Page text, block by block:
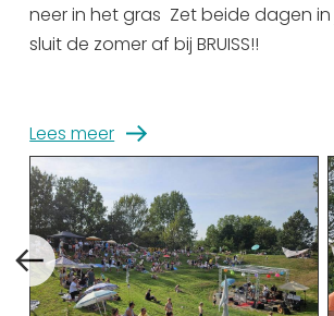
neer in het gras Zet beide dagen
sluit de zomer af bij BRUISS!!
Lees meer